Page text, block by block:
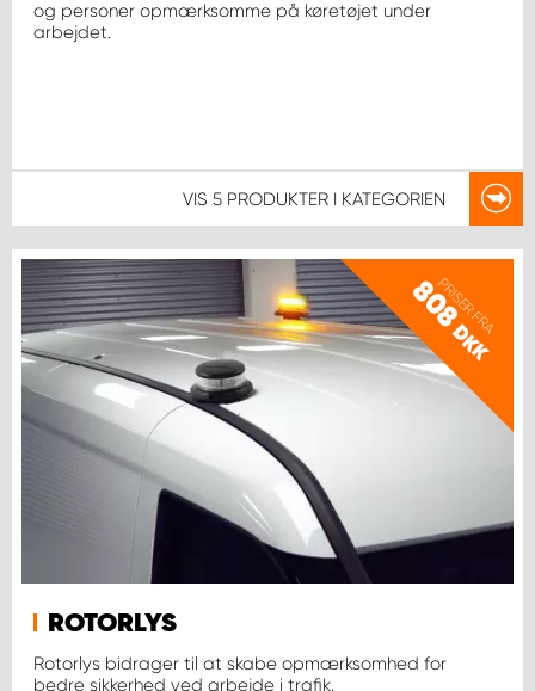
og personer opmærksomme på køretøjet under
arbejdet.
VIS 5 PRODUKTER I KATEGORIEN
PRISER FRA
808
DKK
ROTORLYS
Rotorlys bidrager til at skabe opmærksomhed for
bedre sikkerhed ved arbejde i trafik.